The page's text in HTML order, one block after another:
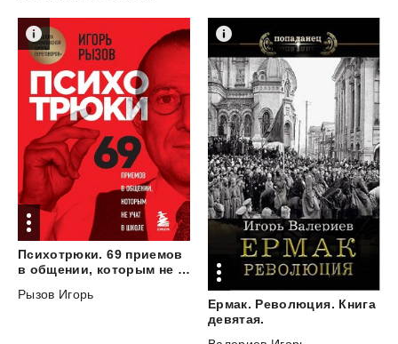
Психотрюки. 69 приемов
в общении, которым не учат в школе
Рызов Игорь
Ермак. Революция. Книга
девятая.